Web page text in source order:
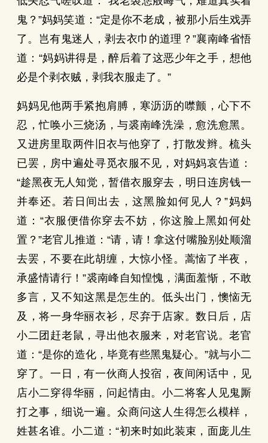
鬼？”妈妈笑道：“定是你不老成，被那小后生戏弄
了。岂有鬼迷人，剥去衣巾的道理？”襄南峰省悟
道：“妈妈讲得是，醉后着了这恶少年之手，想他
必是个剥衣贼，剥我衣服走了。”
妈妈见他两手紧抱肩膊，寒沥沥的噤颤，心下不
忍，忙唤小三烧汤，与裘南峰洗澡，愈洗愈黑。
又进房里取两件旧衣与他穿了，打散发辫。梳头
已罢，房中遍处寻觅衣服不见，对妈妈哀告道：
“趁黑夜无人知觉，暂借衣服穿去，明日连房钱一
并奉还。若日间出去，这黑脸如何见人？”妈妈
道：“衣服便借你穿去不妨，你这脸上黑如何处
置？”老官儿推道：“请，请！拿这付嘴脸别处顺溜
去罢，不要在此胡缠，大惊小怪。蒿恼了半夜，
承盛情请行！”裘南峰自知惶愧，满面羞惭，不敢
多言，又不知这黑是怎生的。低头出门，懊恼无
及，将一身华丽衣衫，尽弃于店家。数日后，店
小二团赶老鼠，寻出他衣服来，对老官说。老官
道：“是你的造化，毕竟有些黑鬼疑心。”就与小二
穿了。一日，有一伙商人投宿，夜间闲话中，见
店小二穿得华丽，问起情由。小二将客人见鬼厮
打之事，细说一遍。众商问这人生得怎么模样，
姓甚名谁。小二道：“初来时如此装束，面庞儿生